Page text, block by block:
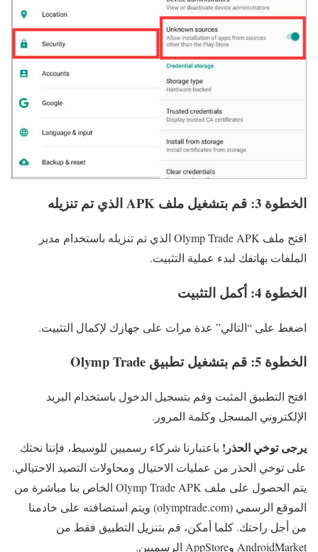
الخطوة 3: قم بتشغيل ملف APK الذي تم تنزيله
افتح ملف Olymp Trade APK الذي تم تنزيله باستخدام مدير
الملفات بهاتفك لبدء عملية التثبيت.
الخطوة 4: أكمل التثبيت
اضغط على “التالي” عدة مرات على جهازك لإكمال التثبيت.
الخطوة 5: قم بتشغيل تطبيق Olymp Trade
افتح التطبيق المثبت وقم بتسجيل الدخول باستخدام البريد
الإلكتروني المسجل وكلمة المرور.
يرجى توخي الحذر! باعتبارنا شركاء رسميين للوسيط، فإننا نحثك
على توخي الحذر من عمليات الاحتيال ومحاولات التصيد الاحتيالي.
يتم الحصول على ملف Olymp Trade APK الخاص بنا مباشرة من
الموقع الرسمي (olymptrade.com) ويتم استضافته على خادمنا
من أجل راحتك. كلما أمكن، قم بتنزيل التطبيق فقط من
AndroidMarket وAppStore الرسميين.